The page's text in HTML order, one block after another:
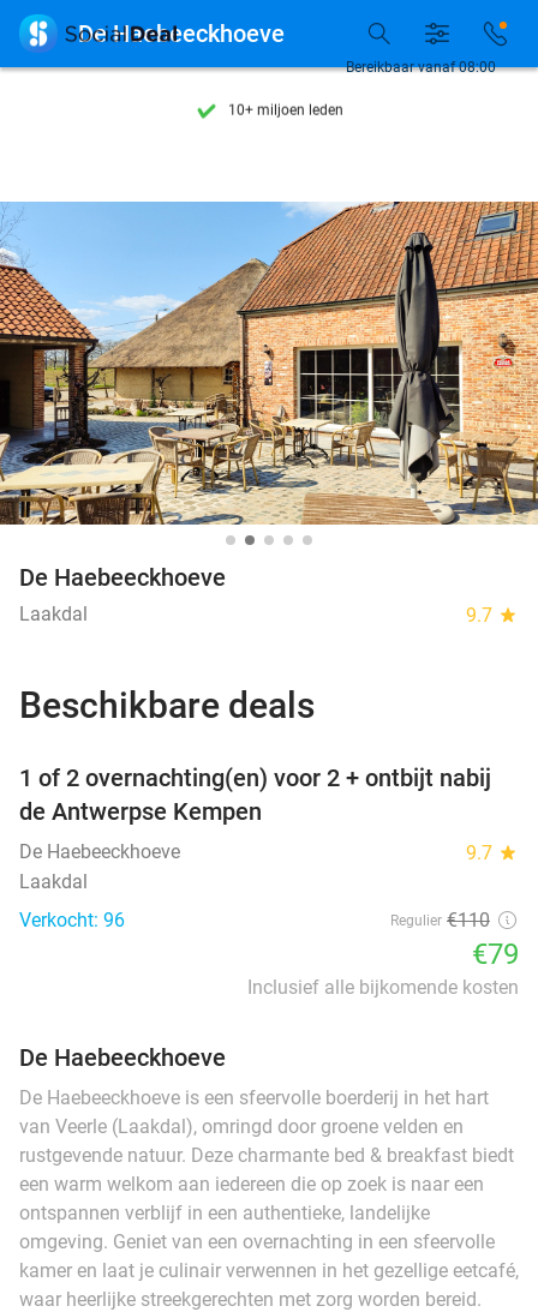
7 dagen per week beschikbaar
10+ miljoen leden
7 dagen per week beschikbaar
10+ miljoen leden
Bereikbaar vanaf 08:00
 De Haebeeckhoeve
De Haebeeckhoeve
Laakdal 9.7 star
Beschikbare deals
1 of 2 overnachting(en) voor 2 + ontbijt nabij
de Antwerpse Kempen
De Haebeeckhoeve 9.7 star
Laakdal
Verkocht: 96
Regulier €110
€79
Inclusief alle bijkomende kosten
De Haebeeckhoeve
De Haebeeckhoeve is een sfeervolle boerderij in het hart
van Veerle (Laakdal), omringd door groene velden en
rustgevende natuur. Deze charmante bed & breakfast biedt
een warm welkom aan iedereen die op zoek is naar een
ontspannen verblijf in een authentieke, landelijke
omgeving. Geniet van een overnachting in een sfeervolle
kamer en laat je culinair verwennen in het gezellige eetcafé,
waar heerlijke streekgerechten met zorg worden bereid.